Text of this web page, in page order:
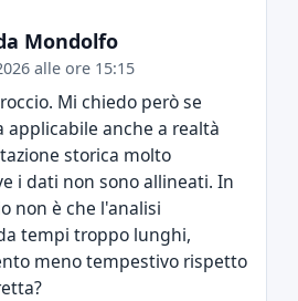
Mondolfo
alle ore 15:15
Mi chiedo però se
applicabile anche a realtà
storica molto
i dati non sono allineati. In
non è che l'analisi
tempi troppo lunghi,
meno tempestivo rispetto